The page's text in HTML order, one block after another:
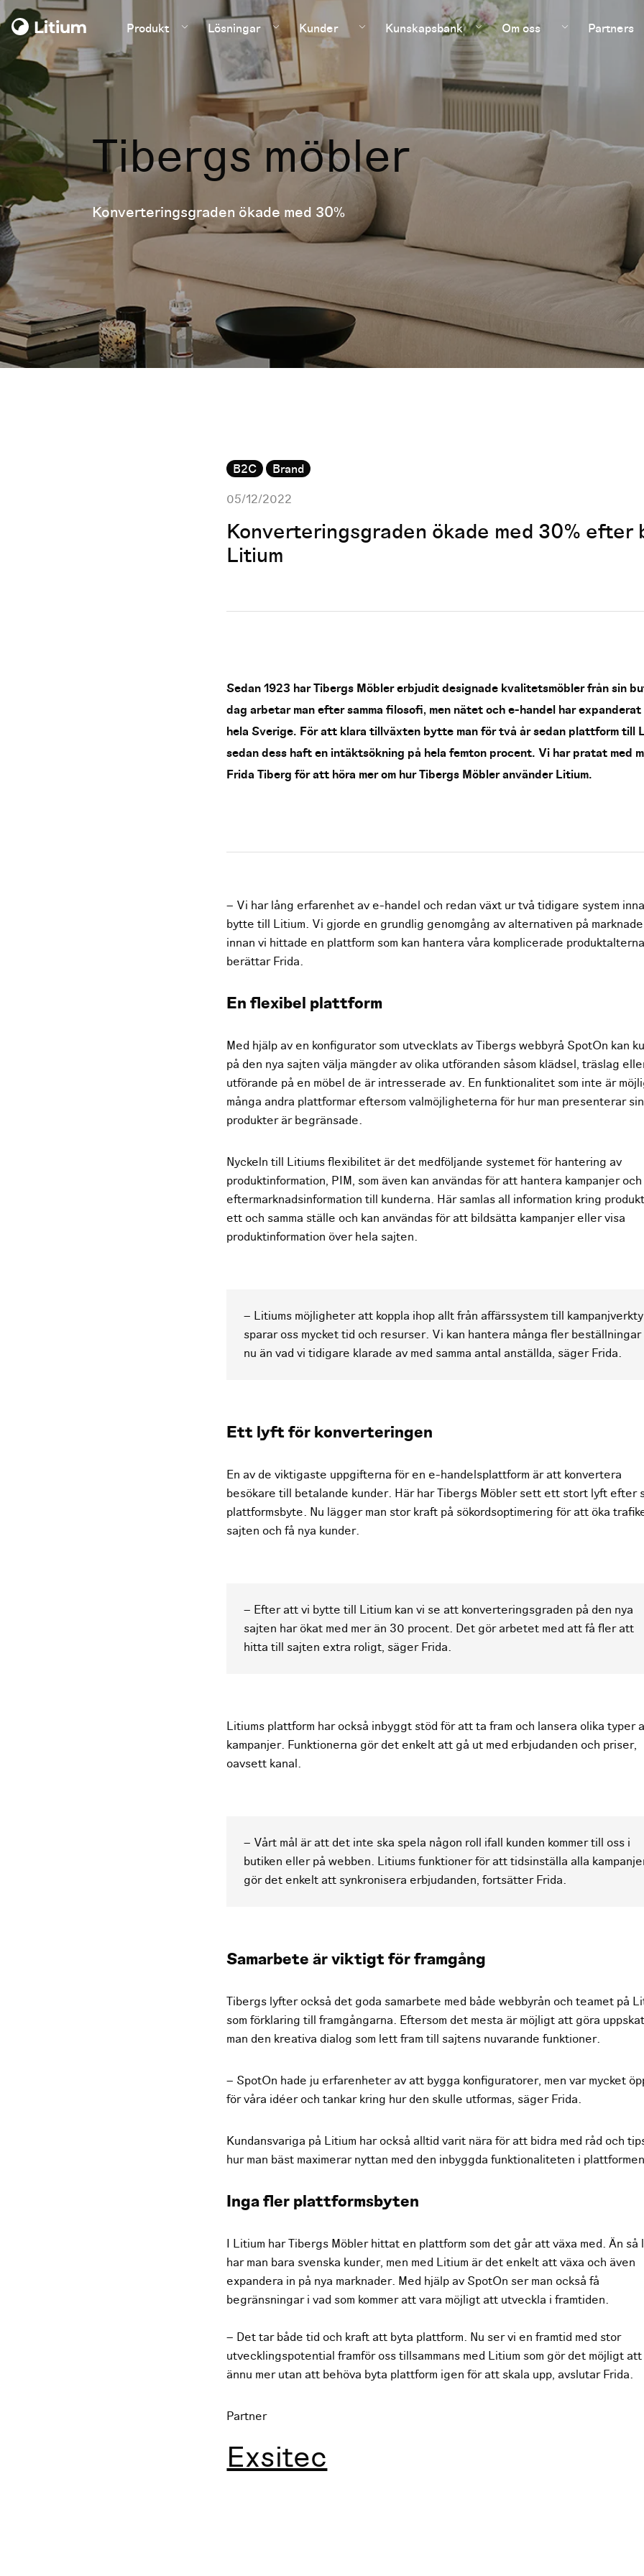
Produkt Lösningar Kunder Kunskapsbank Om oss Partners
Tibergs möbler
Konverteringsgraden ökade med 30%
B2C
Brand
05/12/2022
Konverteringsgraden ökade med 30%
Litium
Sedan 1923 har Tibergs Möbler erbjudit designade kvalitetsmöbler från sin
dag arbetar man efter samma filosofi, men nätet och e-handel har
hela Sverige. För att klara tillväxten bytte man för två år sedan plattform till
sedan dess haft en intäktsökning på hela femton procent. Vi har pratat med
Frida Tiberg för att höra mer om hur Tibergs Möbler använder Litium.
– Vi har lång erfarenhet av e-handel och redan växt ur två tidigare system
bytte till Litium. Vi gjorde en grundlig genomgång av alternativen på
innan vi hittade en plattform som kan hantera våra komplicerade
berättar Frida.
En flexibel plattform
Med hjälp av en konfigurator som utvecklats av Tibergs webbyrå SpotOn kan
på den nya sajten välja mängder av olika utföranden såsom klädsel, träslag
utförande på en möbel de är intresserade av. En funktionalitet som inte är
många andra plattformar eftersom valmöjligheterna för hur man presenterar
produkter är begränsade.
Nyckeln till Litiums flexibilitet är det medföljande systemet för hantering av
produktinformation, PIM, som även kan användas för att hantera kampanjer och
eftermarknadsinformation till kunderna. Här samlas all information kring
ett och samma ställe och kan användas för att bildsätta kampanjer eller visa
produktinformation över hela sajten.
– Litiums möjligheter att koppla ihop allt från affärssystem till
sparar oss mycket tid och resurser. Vi kan hantera många fler beställningar
nu än vad vi tidigare klarade av med samma antal anställda, säger Frida.
Ett lyft för konverteringen
En av de viktigaste uppgifterna för en e-handelsplattform är att konvertera
besökare till betalande kunder. Här har Tibergs Möbler sett ett stort lyft efter
plattformsbyte. Nu lägger man stor kraft på sökordsoptimering för att öka
sajten och få nya kunder.
– Efter att vi bytte till Litium kan vi se att konverteringsgraden på den nya
sajten har ökat med mer än 30 procent. Det gör arbetet med att få fler att
hitta till sajten extra roligt, säger Frida.
Litiums plattform har också inbyggt stöd för att ta fram och lansera olika typer
kampanjer. Funktionerna gör det enkelt att gå ut med erbjudanden och priser,
oavsett kanal.
– Vårt mål är att det inte ska spela någon roll ifall kunden kommer till oss i
butiken eller på webben. Litiums funktioner för att tidsinställa alla
gör det enkelt att synkronisera erbjudanden, fortsätter Frida.
Samarbete är viktigt för framgång
Tibergs lyfter också det goda samarbete med både webbyrån och teamet på
som förklaring till framgångarna. Eftersom det mesta är möjligt att göra
man den kreativa dialog som lett fram till sajtens nuvarande funktioner.
– SpotOn hade ju erfarenheter av att bygga konfiguratorer, men var mycket
för våra idéer och tankar kring hur den skulle utformas, säger Frida.
Kundansvariga på Litium har också alltid varit nära för att bidra med råd och
hur man bäst maximerar nyttan med den inbyggda funktionaliteten i
Inga fler plattformsbyten
I Litium har Tibergs Möbler hittat en plattform som det går att växa med. Än så
har man bara svenska kunder, men med Litium är det enkelt att växa och även
expandera in på nya marknader. Med hjälp av SpotOn ser man också få
begränsningar i vad som kommer att vara möjligt att utveckla i framtiden.
– Det tar både tid och kraft att byta plattform. Nu ser vi en framtid med stor
utvecklingspotential framför oss tillsammans med Litium som gör det möjligt
ännu mer utan att behöva byta plattform igen för att skala upp, avslutar Frida.
Partner
Exsitec